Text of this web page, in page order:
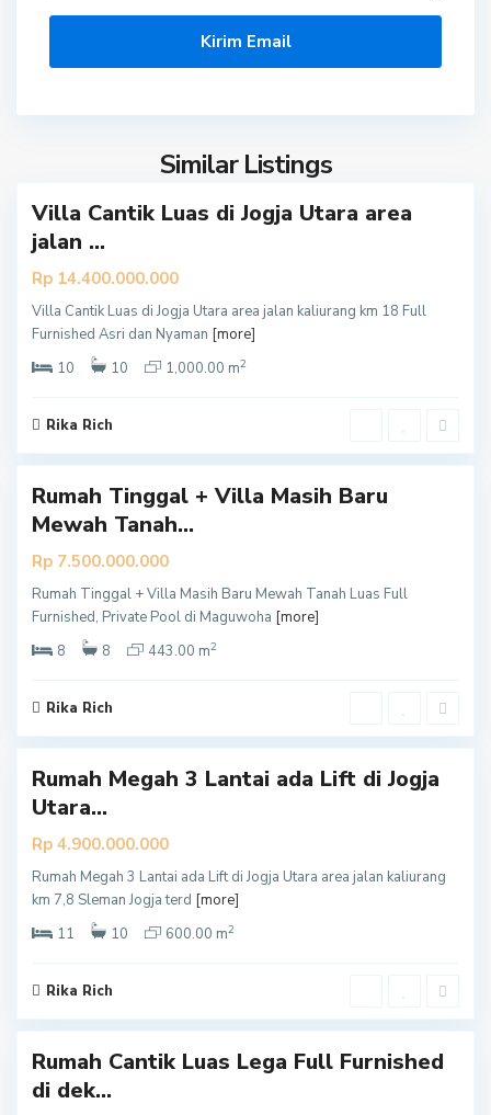
Similar Listings
m
Villa Cantik Luas di Jogja Utara area
jalan ...
Rp 14.400.000.000
Villa Cantik Luas di Jogja Utara area jalan kaliurang km 18 Full
Furnished Asri dan Nyaman [more]
10
10 1,000.00 m2
Rika Rich
S
l
e
a
Rumah Tinggal + Villa Masih Baru
Mewah Tanah...
Rp 7.500.000.000
Rumah Tinggal + Villa Masih Baru Mewah Tanah Luas Full
Furnished, Private Pool di Maguwoha [more]
8
8 443.00 m2
Rika Rich
S
l
e
a
Rumah Megah 3 Lantai ada Lift di Jogja
Utara...
Rp 4.900.000.000
Rumah Megah 3 Lantai ada Lift di Jogja Utara area jalan kaliurang
km 7,8 Sleman Jogja terd [more]
11
10 600.00 m2
Rika Rich
S
l
e
a
Rumah Cantik Luas Lega Full Furnished
di dek...